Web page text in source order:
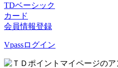
TDベーシック
カード
会員情報登録
Vpassログイン